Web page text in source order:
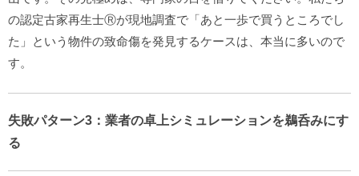
の認定古家再生士Ⓡが現地調査で「あと一歩で買うところでし
た」という物件の致命傷を発見するケースは、本当に多いので
す。
失敗パターン3：業者の卓上シミュレーションを鵜呑みにす
る